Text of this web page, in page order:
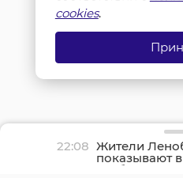
22:08 Жители
показывают
грибные
cookies.